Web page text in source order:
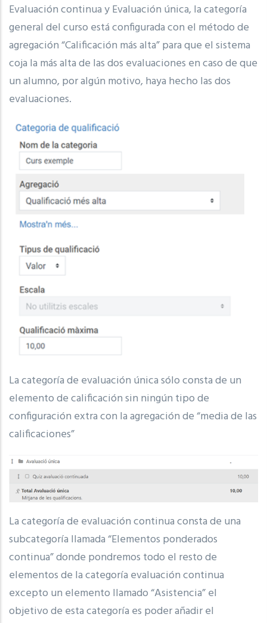
Evaluación continua y Evaluación única, la categoría
general del curso está configurada con el método de
agregación “Calificación más alta” para que el sistema
coja la más alta de las dos evaluaciones en caso de que
un alumno, por algún motivo, haya hecho las dos
evaluaciones.
La categoría de evaluación única sólo consta de un
elemento de calificación sin ningún tipo de
configuración extra con la agregación de “media de las
calificaciones”
La categoría de evaluación continua consta de una
subcategoría llamada “Elementos ponderados
continua” donde pondremos todo el resto de
elementos de la categoría evaluación continua
excepto un elemento llamado “Asistencia” el
objetivo de esta categoría es poder añadir el